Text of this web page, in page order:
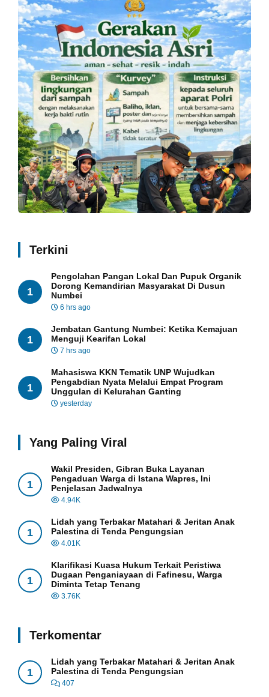
Terkini
1
Pengolahan Pangan Lokal Dan Pupuk Organik
Dorong Kemandirian Masyarakat Di Dusun
Numbei
6 hrs ago
1
Jembatan Gantung Numbei: Ketika Kemajuan
Menguji Kearifan Lokal
7 hrs ago
1
Mahasiswa KKN Tematik UNP Wujudkan
Pengabdian Nyata Melalui Empat Program
Unggulan di Kelurahan Ganting
yesterday
Yang Paling Viral
1
Wakil Presiden, Gibran Buka Layanan
Pengaduan Warga di Istana Wapres, Ini
Penjelasan Jadwalnya
4.94K
1
Lidah yang Terbakar Matahari & Jeritan Anak
Palestina di Tenda Pengungsian
4.01K
1
Klarifikasi Kuasa Hukum Terkait Peristiwa
Dugaan Penganiayaan di Fafinesu, Warga
Diminta Tetap Tenang
3.76K
Terkomentar
1
Lidah yang Terbakar Matahari & Jeritan Anak
Palestina di Tenda Pengungsian
407